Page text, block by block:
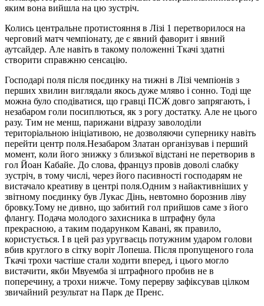
яким вона вийшла на цю зустріч.
Колись центральне протистояння в Лізі 1 перетворилося на
черговий матч чемпіонату, де є явний фаворит і явний
аутсайдер. Але навіть в такому положенні Ткачі здатні
створити справжню сенсацію.
Господарі поля після поєдинку на тижні в Лізі чемпіонів з
перших хвилин виглядали якось дуже мляво і сонно. Тоді ще
можна було сподіватися, що гравці ПСЖ довго запрягають, і
незабаром голи посиплються, як з рогу достатку. Але не цього
разу. Тим не менш, парижани відразу заволоділи
територіальною ініціативою, не дозволяючи супернику навіть
перейти центр поля.Незабаром Златан організував і перший
момент, коли його знижку з близької відстані не перетворив в
гол Йоан Кабайе. До слова, француз провів доволі слабку
зустріч, в тому числі, через його пасивності господарям не
вистачало креативу в центрі поля.Одним з найактивніших у
звітному поєдинку був Лукас Дінь, невтомно борознив ліву
бровку.Тому не дивно, що забитий гол прийшов саме з його
флангу. Подача молодого захисника в штрафну була
прекрасною, а таким подарунком Кавані, як правило,
користується. І в цей раз уругваєць потужним ударом голови
вбив круглого в сітку воріт Лопеша. Після пропущеного гола
Ткачі трохи частіше стали ходити вперед, і цього могло
вистачити, якби Мвуемба зі штрафного пробив не в
поперечину, а трохи нижче. Тому перерву зафіксував цілком
звичайний результат на Парк де Пренс.